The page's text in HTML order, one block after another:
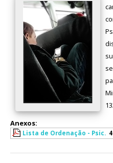
Anexos:
Lista de Ordenação - Psic.